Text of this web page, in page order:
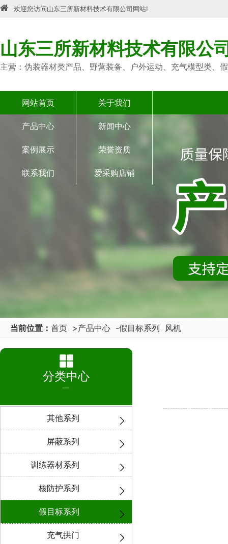
欢迎您访问山东三所新材料技术有限公司网站!
山东三所新材料技术有限公
主营：伪装器材类产品、野营装备、户外运动、充气模型类、
网站首页 关于我们
产品中心 新闻中心
案例展示 荣誉资质
联系我们 爱采购店铺
当前位置： 首页 >产品中心 -假目标系列 风机
分类中心
PRODUCT
其他系列
屏蔽系列
训练器材系列
核防护系列
假目标系列
充气拱门